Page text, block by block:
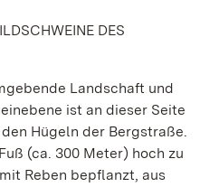
DES
Landschaft und
ist an dieser Seite
Hügeln der Bergstraße.
(ca. 300 Meter) hoch zu
Reben bepflanzt, aus